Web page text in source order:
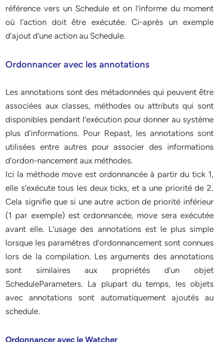
référence vers un Schedule et on l’informe du moment
où l’action doit être exécutée. Ci-après un exemple
d’ajout d’une action au Schedule.
Ordonnancer avec les annotations
Les annotations sont des métadonnées qui peuvent être
associées aux classes, méthodes ou attributs qui sont
disponibles pendant l’exécution pour donner au système
plus d’informations. Pour Repast, les annotations sont
utilisées entre autres pour associer des informations
d’ordon-nancement aux méthodes.
Ici la méthode move est ordonnancée à partir du tick 1,
elle s’exécute tous les deux ticks, et a une priorité de 2.
Cela signifie que si une autre action de priorité inférieur
(1 par exemple) est ordonnancée, move sera exécutée
avant elle. L’usage des annotations est le plus simple
lorsque les paramètres d’ordonnancement sont connues
lors de la compilation. Les arguments des annotations
sont similaires aux propriétés d’un objet
ScheduleParameters. La plupart du temps, les objets
avec annotations sont automatiquement ajoutés au
schedule.
Ordonnancer avec le Watcher